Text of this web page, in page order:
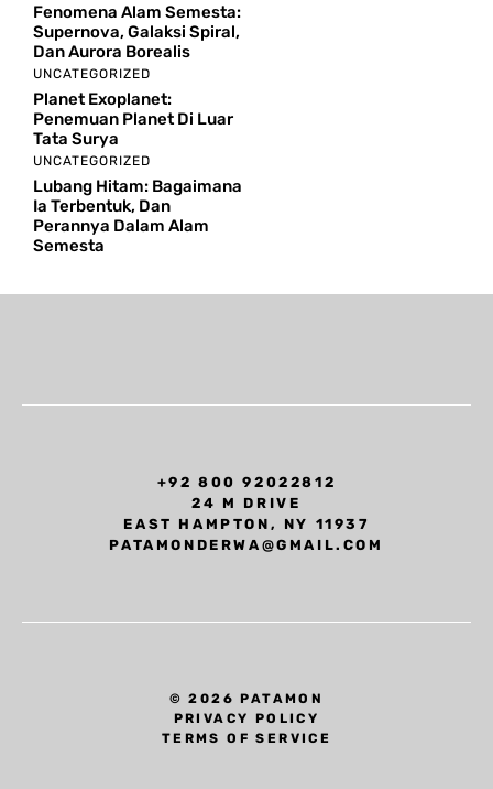
Fenomena Alam Semesta:
Supernova, Galaksi Spiral,
Dan Aurora Borealis
UNCATEGORIZED
Planet Exoplanet:
Penemuan Planet Di Luar
Tata Surya
UNCATEGORIZED
Lubang Hitam: Bagaimana
Ia Terbentuk, Dan
Perannya Dalam Alam
Semesta
+92 800 92022812
24 M DRIVE
EAST HAMPTON, NY 11937
PATAMONDERWA@GMAIL.COM
© 2026 PATAMON
PRIVACY POLICY
TERMS OF SERVICE